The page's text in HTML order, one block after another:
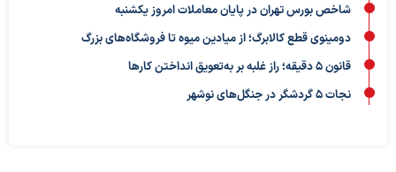
شاخص بورس تهران در پایان معاملات امروز یکشنبه
دومینوی قطع کالابرگ؛ از میادین میوه تا فروشگاه‌های بزرگ
قانون ۵ دقیقه؛ راز غلبه بر به‌تعویق‌ انداختن کارها
نجات ۵ گردشگر در جنگل‌های نوشهر